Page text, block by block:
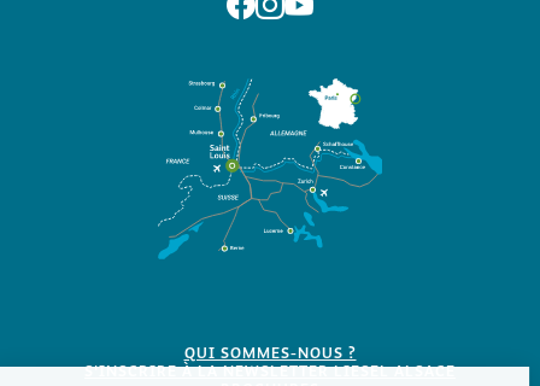
QUI SOMMES-NOUS ?
S'INSCRIRE À LA NEWSLETTER LIESEL ALSACE